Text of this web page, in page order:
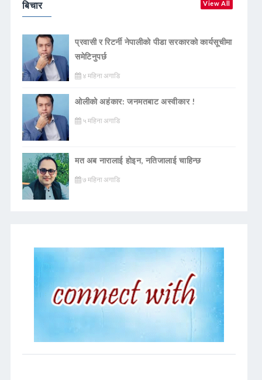
बिचार View All
प्रवासी र रिटर्नी नेपालीको पीडा सरकारको कार्यसूचीमा
समेटिनुपर्छ
४ महिना अगाडि
ओलीको अहंकार: जनमतबाट अस्वीकार !
५ महिना अगाडि
मत अब नारालाई होइन, नतिजालाई चाहिन्छ
७ महिना अगाडि